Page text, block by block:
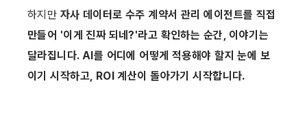
하지만 자사 데이터로 수주 계약서 관리 에이전트를 직접
만들어 '이게 진짜 되네?'라고 확인하는 순간, 이야기는
달라집니다. AI를 어디에 어떻게 적용해야 할지 눈에 보
이기 시작하고, ROI 계산이 돌아가기 시작합니다.